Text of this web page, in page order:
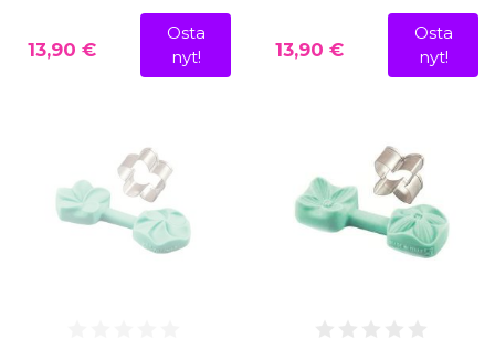
13,90 €
Osta
nyt!
13,90 €
Osta
nyt!